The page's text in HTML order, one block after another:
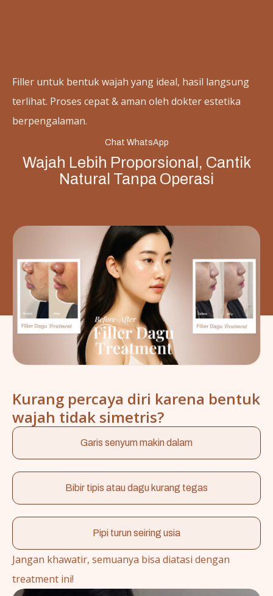
Filler untuk bentuk wajah yang ideal, hasil langsung
terlihat. Proses cepat & aman oleh dokter estetika
berpengalaman.
Chat WhatsApp
Wajah Lebih Proporsional, Cantik
Natural Tanpa Operasi
Kurang percaya diri karena bentuk
wajah tidak simetris?
Garis senyum makin dalam
Bibir tipis atau dagu kurang tegas
Pipi turun seiring usia
Jangan khawatir, semuanya bisa diatasi dengan
treatment ini!